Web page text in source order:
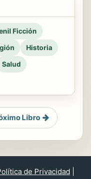
Ficción
Historia
Salud
Libro
de Privacidad